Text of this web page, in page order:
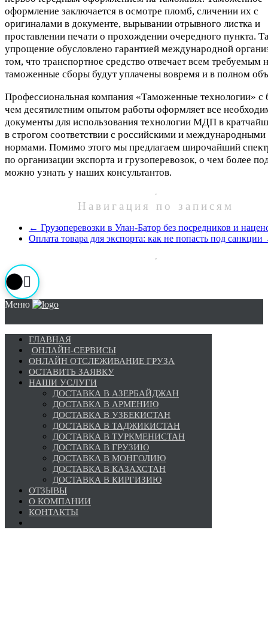
оформление заключается в осмотре пломб, сличении их с
оригиналами в документе, вырывании отрывного листка и
проставлении печати о прохождении очередного пункта.
упрощение обусловлено гарантией международной
том, что транспортное средство отвечает всем требуемым
таможенные сборы будут уплачены вовремя и в полном
Профессиональная компания «Таможенные технологии» с
чем десятилетним опытом работы оформляет все
документы для использования технологии МДП в
в строгом соответствии с российскими и международными
нормами. Помимо этого мы предлагаем широчайший
по организации экспорта и грузоперевозок, о чем более
можно узнать у наших консультантов.
Навигация по записям
← Грузоперевозки в Улан-Батор без посредников и
Оплата товара для экспорта: как не попасть под санкции
Меню
ГЛАВНАЯ
ОНЛАЙН-СЕРВИСЫ
ОНЛАЙН ОТСЛЕЖИВАНИЕ ГРУЗА
ОСТАВИТЬ ЗАЯВКУ
НАШИ УСЛУГИ
ДОСТАВКА В АЗЕРБАЙДЖАН
ДОСТАВКА В АРМЕНИЮ
ДОСТАВКА В УЗБЕКИСТАН
ДОСТАВКА В ТАДЖИКИСТАН
ДОСТАВКА В ТУРКМЕНИСТАН
ДОСТАВКА В ГРУЗИЮ
ДОСТАВКА В МОНГОЛИЮ
ДОСТАВКА В КАЗАХСТАН
ДОСТАВКА В КИРГИЗИЮ
ОТЗЫВЫ
О КОМПАНИИ
КОНТАКТЫ